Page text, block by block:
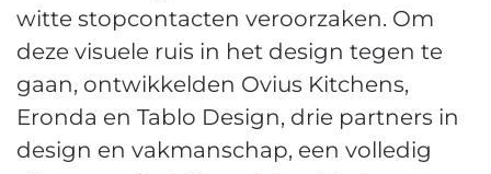
witte stopcontacten veroorzaken. Om
deze visuele ruis in het design tegen te
gaan, ontwikkelden Ovius Kitchens,
Eronda en Tablo Design, drie partners in
design en vakmanschap, een volledig